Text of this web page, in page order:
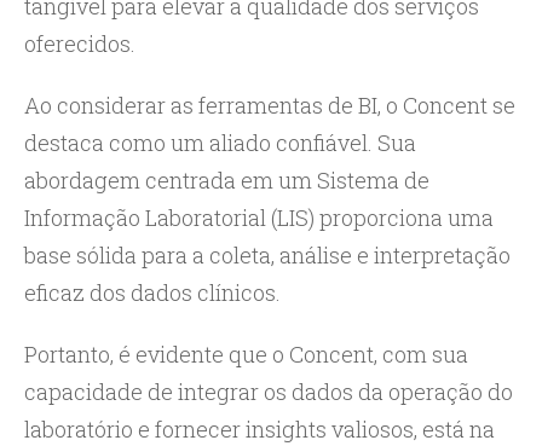
tangível para elevar a qualidade dos serviços
oferecidos.
Ao considerar as ferramentas de BI, o Concent se
destaca como um aliado confiável. Sua
abordagem centrada em um Sistema de
Informação Laboratorial (LIS) proporciona uma
base sólida para a coleta, análise e interpretação
eficaz dos dados clínicos.
Portanto, é evidente que o Concent, com sua
capacidade de integrar os dados da operação do
laboratório e fornecer insights valiosos, está na